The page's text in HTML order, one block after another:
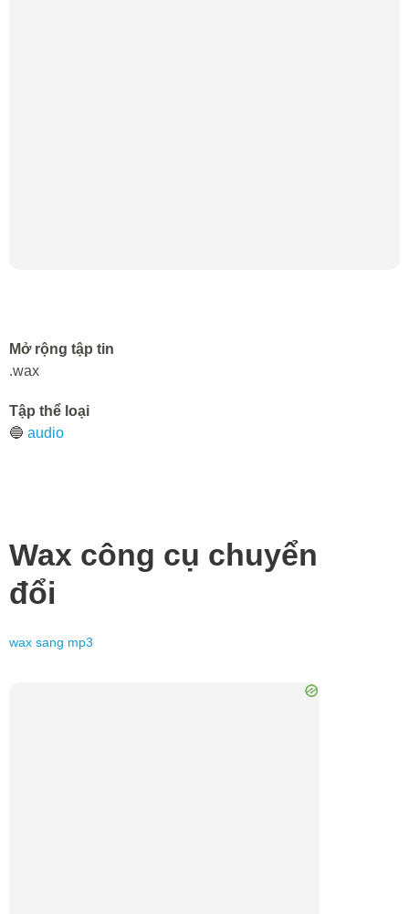
Mở rộng tập tin
.wax
Tập thể loại
🔵 audio
Wax công cụ chuyển
đổi
wax sang mp3